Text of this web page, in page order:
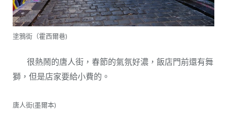
塗鴉街（霍西爾巷)
很熱鬧的唐人街，春節的氣氛好濃，飯店門前還有舞
獅，但是店家要給小費的。
唐人街(墨爾本)